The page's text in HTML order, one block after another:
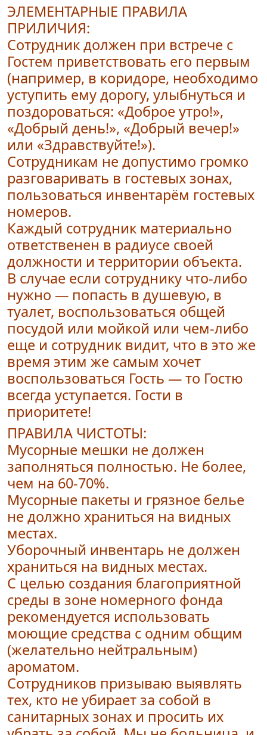
ЭЛЕМЕНТАРНЫЕ ПРАВИЛА
ПРИЛИЧИЯ:
Сотрудник должен при встрече с
Гостем приветствовать его первым
(например, в коридоре, необходимо
уступить ему дорогу, улыбнуться и
поздороваться: «Доброе утро!»,
«Добрый день!», «Добрый вечер!»
или «Здравствуйте!»).
Сотрудникам не допустимо громко
разговаривать в гостевых зонах,
пользоваться инвентарём гостевых
номеров.
Каждый сотрудник материально
ответственен в радиусе своей
должности и территории объекта.
В случае если сотруднику что-либо
нужно — попасть в душевую, в
туалет, воспользоваться общей
посудой или мойкой или чем-либо
еще и сотрудник видит, что в это же
время этим же самым хочет
воспользоваться Гость — то Гостю
всегда уступается. Гости в
приоритете!
ПРАВИЛА ЧИСТОТЫ:
Мусорные мешки не должен
заполняться полностью. Не более,
чем на 60-70%.
Мусорные пакеты и грязное белье
не должно храниться на видных
местах.
Уборочный инвентарь не должен
храниться на видных местах.
С целью создания благоприятной
среды в зоне номерного фонда
рекомендуется использовать
моющие средства с одним общим
(желательно нейтральным)
ароматом.
Сотрудников призываю выявлять
тех, кто не убирает за собой в
санитарных зонах и просить их